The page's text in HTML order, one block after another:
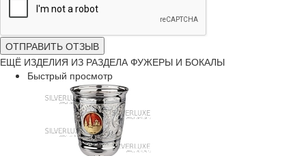
ОТПРАВИТЬ ОТЗЫВ
ЕЩЁ ИЗДЕЛИЯ ИЗ РАЗДЕЛА ФУЖЕРЫ И БОКАЛЫ
Быстрый просмотр